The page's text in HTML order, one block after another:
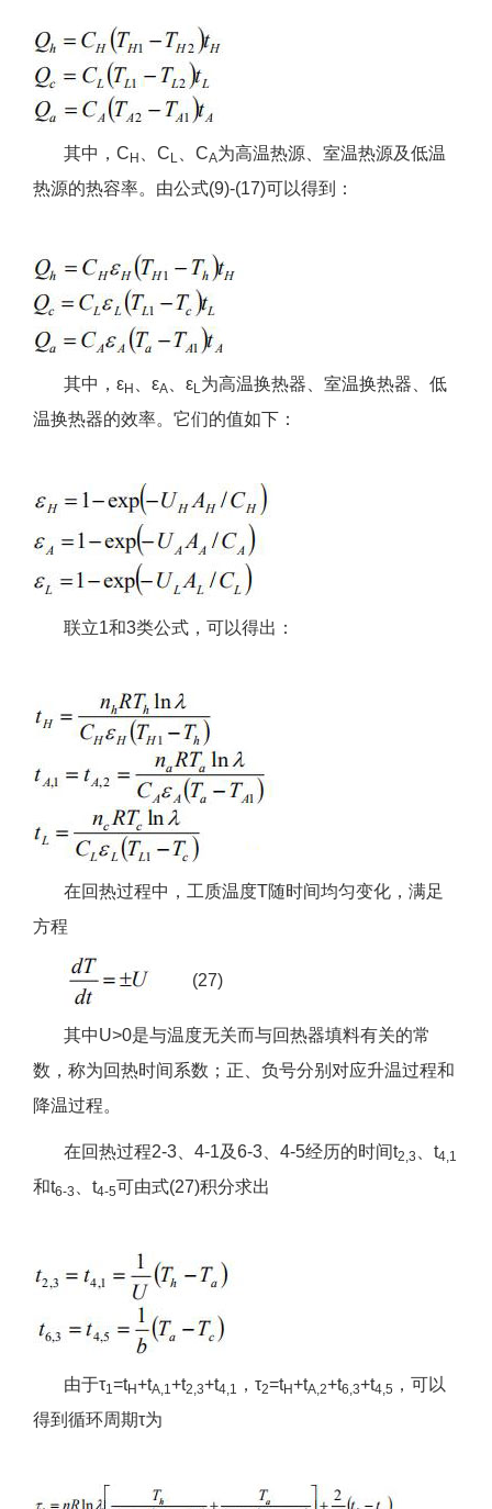
其中，C H 、C L 、CA为高温热源、室温热源及低温
热源的热容率。由公式(9)-(17)可以得到：
其中，εH 、εA 、εL为高温换热器、室温换热器、低
温换热器的效率。它们的值如下：
联立1和3类公式，可以得出：
在回热过程中，工质温度T随时间均匀变化，满足
方程
(27)
其中U>0是与温度无关而与回热器填料有关的常
数，称为回热时间系数；正、负号分别对应升温过程和
降温过程。
在回热过程2-3、4-1及6-3、4-5经历的时间t2,3 、t4,1
和t6-3 、t4-5可由式(27)积分求出
由于τ1=tH+tA,1+t2,3+t4,1 ，τ2=tH+tA,2+t6,3+t4,5 ，可以
得到循环周期τ为